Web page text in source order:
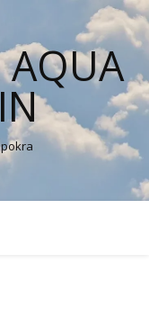
AQUA